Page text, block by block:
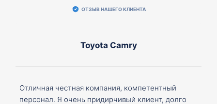
ОТЗЫВ НАШЕГО КЛИЕНТА
Toyota Camry
Отличная честная компания, компетентный
персонал. Я очень придирчивый клиент, долго